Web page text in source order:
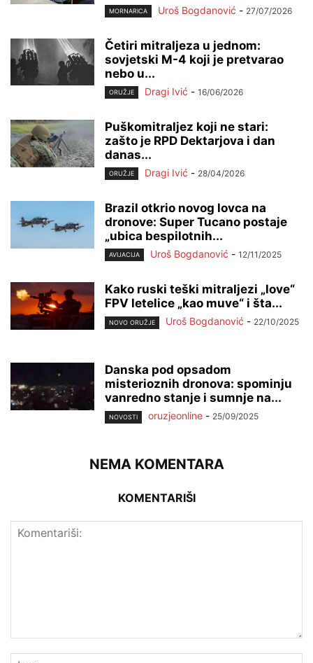
MORNARICA Uroš Bogdanović - 27/07/2026
Četiri mitraljeza u jednom:
sovjetski M-4 koji je pretvarao
nebo u...
ORUŽJE Dragi Ivić - 16/06/2026
Puškomitraljez koji ne stari:
zašto je RPD Dektarjova i dan
danas...
ORUŽJE Dragi Ivić - 28/04/2026
Brazil otkrio novog lovca na
dronove: Super Tucano postaje
„ubica bespilotnih...
AVIJACIJA Uroš Bogdanović - 12/11/2025
Kako ruski teški mitraljezi „love“
FPV letelice „kao muve“ i šta...
NOVO ORUŽJE Uroš Bogdanović - 22/10/2025
Danska pod opsadom
misterioznih dronova: spominju
vanredno stanje i sumnje na...
NOVOSTI oruzjeonline - 25/09/2025
NEMA KOMENTARA
KOMENTARIŠI